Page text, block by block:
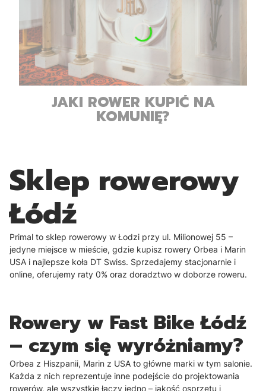
JAKI ROWER KUPIĆ NA
KOMUNIĘ?
Sklep rowerowy
Łódź
Primal to sklep rowerowy w Łodzi przy ul. Milionowej 55 –
jedyne miejsce w mieście, gdzie kupisz rowery Orbea i Marin
USA i najlepsze koła DT Swiss. Sprzedajemy stacjonarnie i
online, oferujemy raty 0% oraz doradztwo w doborze roweru.
Rowery w Fast Bike Łódź
– czym się wyróżniamy?
Orbea z Hiszpanii, Marin z USA to główne marki w tym salonie.
Każda z nich reprezentuje inne podejście do projektowania
rowerów, ale wszystkie łączy jedno – jakość osprzętu i